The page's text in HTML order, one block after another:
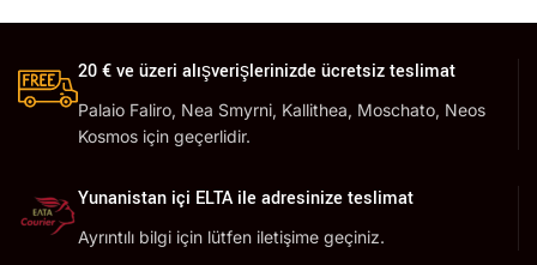
20 € ve üzeri alışverişlerinizde ücretsiz teslimat
Palaio Faliro, Nea Smyrni, Kallithea, Moschato, Neos
Kosmos için geçerlidir.
Yunanistan içi ELTA ile adresinize teslimat
Ayrıntılı bilgi için lütfen iletişime geçiniz.